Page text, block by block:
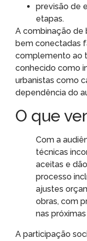
previsão de
etapas.
A combinação de
bem conectadas
complemento ao
conhecido como
urbanistas como
dependência do
O que
Com a
técnicas
aceitas e
processo
ajustes
obras, com
nas
A participação